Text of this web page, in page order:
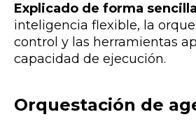
Explicado de forma sencilla
inteligencia flexible, la
control y las herramientas
capacidad de ejecución.
Orquestación de